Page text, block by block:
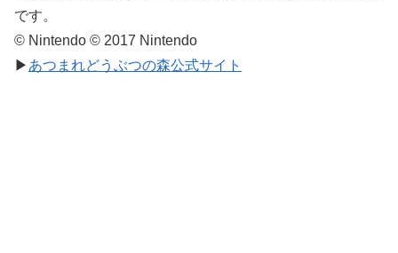
です。
© Nintendo © 2017 Nintendo
▶ あつまれどうぶつの森公式サイト